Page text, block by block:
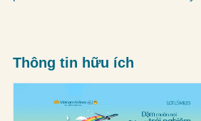
Thông tin hữu ích